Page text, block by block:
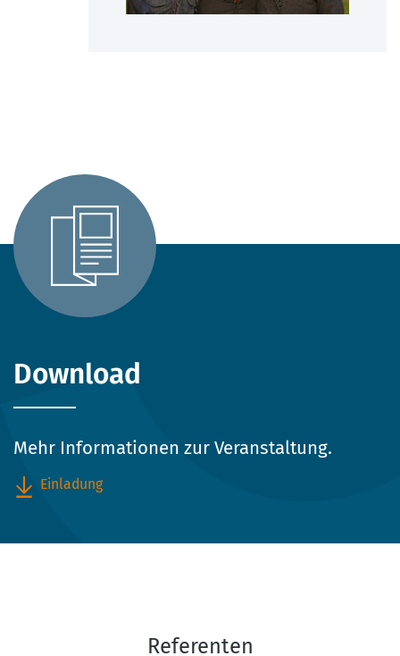
Download
Mehr Informationen zur Veranstaltung.
Einladung
Referenten